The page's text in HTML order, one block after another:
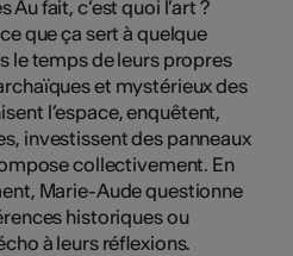
fait, c’est quoi l’art ?
que ça sert à quelque
le temps de leurs propres
et mystérieux des
l’espace, enquêtent,
investissent des panneaux
collectivement. En
Marie-Aude questionne
historiques ou
à leurs réflexions.